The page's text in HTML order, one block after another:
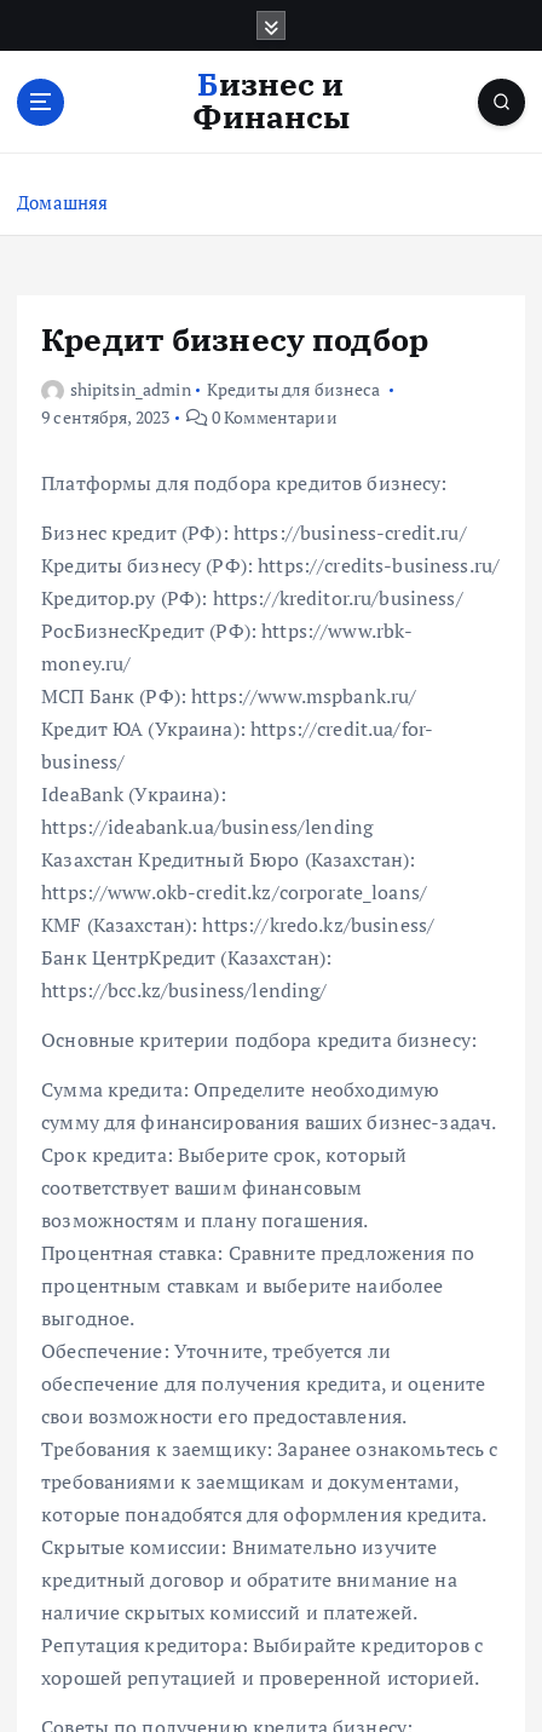
с
Бизнес и
Финансы
Домашняя
Кредит бизнесу подбор
shipitsin_admin
Кредиты для бизнеса
9 сентября, 2023
0 Комментарии
Платформы для подбора кредитов бизнесу:
Бизнес кредит (РФ): https://business-credit.ru/
Кредиты бизнесу (РФ): https://credits-business.ru/
Кредитор.ру (РФ): https://kreditor.ru/business/
РосБизнесКредит (РФ): https://www.rbk-
money.ru/
МСП Банк (РФ): https://www.mspbank.ru/
Кредит ЮА (Украина): https://credit.ua/for-
business/
IdeaBank (Украина):
https://ideabank.ua/business/lending
Казахстан Кредитный Бюро (Казахстан):
https://www.okb-credit.kz/corporate_loans/
KMF (Казахстан): https://kredo.kz/business/
Банк ЦентрКредит (Казахстан):
https://bcc.kz/business/lending/
Основные критерии подбора кредита бизнесу:
Сумма кредита: Определите необходимую
сумму для финансирования ваших бизнес-задач.
Срок кредита: Выберите срок, который
соответствует вашим финансовым
возможностям и плану погашения.
Процентная ставка: Сравните предложения по
процентным ставкам и выберите наиболее
выгодное.
Обеспечение: Уточните, требуется ли
обеспечение для получения кредита, и оцените
свои возможности его предоставления.
Требования к заемщику: Заранее ознакомьтесь с
требованиями к заемщикам и документами,
которые понадобятся для оформления кредита.
Скрытые комиссии: Внимательно изучите
кредитный договор и обратите внимание на
наличие скрытых комиссий и платежей.
Репутация кредитора: Выбирайте кредиторов с
хорошей репутацией и проверенной историей.